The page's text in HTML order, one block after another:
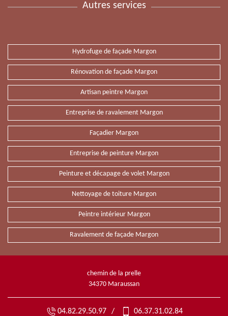
Autres services
Hydrofuge de façade Margon
Rénovation de façade Margon
Artisan peintre Margon
Entreprise de ravalement Margon
Façadier Margon
Entreprise de peinture Margon
Peinture et décapage de volet Margon
Nettoyage de toiture Margon
Peintre intérieur Margon
Ravalement de façade Margon
chemin de la prelle
34370 Maraussan
04.82.29.50.97 / 06.37.31.02.84